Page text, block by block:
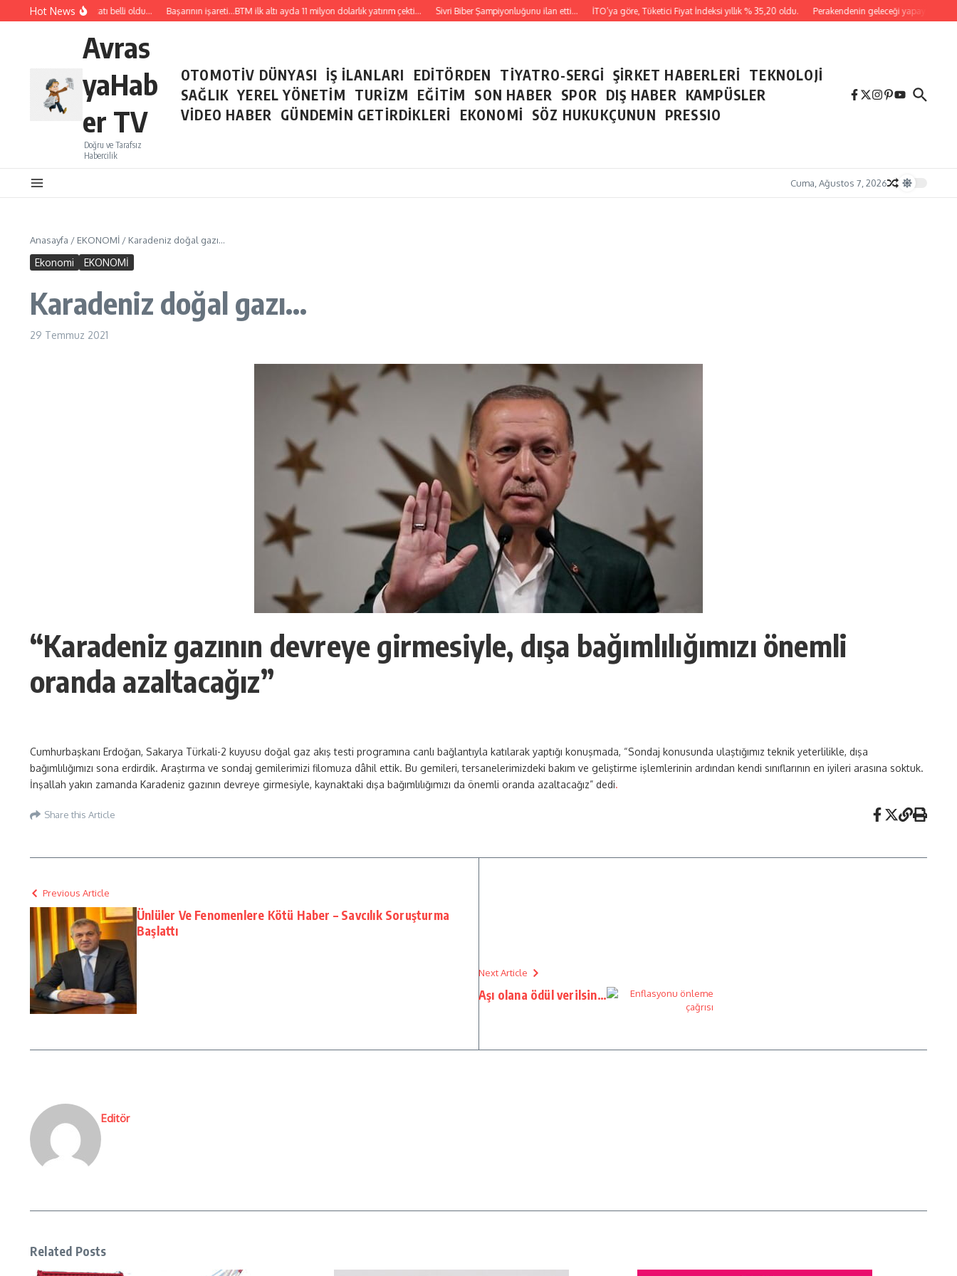
İçeriğe atlaHot News
Temmuz ayı ihracatı belli oldu… Başarının işareti…BTM ilk altı ayda 11 milyon dolarlık yatırım çekti… Sivri Biber Şampiyonluğunu ilan etti… İTO’ya göre, Tüketici Fiyat İndeksi yıllık % 35,20 oldu. Perakendenin geleceği yapay zeka ile
Avras
yaHab
er TV
Doğru ve Tarafsız
Habercilik
OTOMOTİV DÜNYASI İŞ İLANLARI EDİTÖRDEN TİYATRO-SERGİ ŞİRKET HABERLERİ TEKNOLOJİ
SAĞLIK YEREL YÖNETİM TURİZM EĞİTİM SON HABER SPOR DIŞ HABER
KAMPÜSLER
VİDEO HABER
GÜNDEMİN GETİRDİKLERİ EKONOMİ SÖZ HUKUKÇUNUN PRESSIO
Cuma, Ağustos 7, 2026
Anasayfa / EKONOMİ / Karadeniz doğal gazı…
Ekonomi EKONOMİ
Karadeniz doğal gazı…
29 Temmuz 2021
“Karadeniz gazının devreye girmesiyle, dışa bağımlılığımızı önemli
oranda azaltacağız”
Cumhurbaşkanı Erdoğan, Sakarya Türkali-2 kuyusu doğal gaz akış testi programına canlı bağlantıyla katılarak yaptığı konuşmada, “Sondaj konusunda ulaştığımız teknik yeterlilikle, dışa
bağımlılığımızı sona erdirdik. Araştırma ve sondaj gemilerimizi filomuza dâhil ettik. Bu gemileri, tersanelerimizdeki bakım ve geliştirme işlemlerinin ardından kendi sınıflarının en iyileri arasına soktuk.
İnşallah yakın zamanda Karadeniz gazının devreye girmesiyle, kaynaktaki dışa bağımlılığımızı da önemli oranda azaltacağız” dedi.
Share this Article
Previous Article
Ünlüler Ve Fenomenlere Kötü Haber – Savcılık Soruşturma
Başlattı
Next Article
Aşı olana ödül verilsin…
Editör
Related Posts